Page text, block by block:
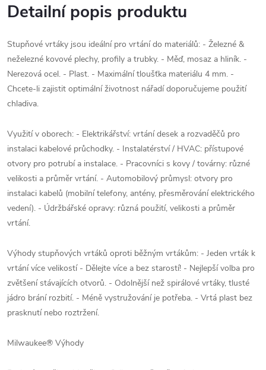
Detailní popis produktu
Stupňové vrtáky jsou ideální pro vrtání do materiálů: - Železné &
neželezné kovové plechy, profily a trubky. - Měď, mosaz a hliník. -
Nerezová ocel. - Plast. - Maximální tloušťka materiálu 4 mm. -
Chcete-li zajistit optimální životnost nářadí doporučujeme použití
chladiva.
Využití v oborech: - Elektrikářství: vrtání desek a rozvaděčů pro
instalaci kabelové průchodky. - Instalatérství / HVAC: přístupové
otvory pro potrubí a instalace. - Pracovníci s kovy / továrny: různé
velikosti a průměr vrtání. - Automobilový průmysl: otvory pro
instalaci kabelů (mobilní telefony, antény, přesměrování elektrického
vedení). - Údržbářské opravy: různá použití, velikosti a průměr
vrtání.
Výhody stupňových vrtáků oproti běžným vrtákům: - Jeden vrták k
vrtání více velikostí - Dělejte více a bez starostí! - Nejlepší volba pro
zvětšení stávajících otvorů. - Odolnější než spirálové vrtáky, tlusté
jádro brání rozbití. - Méně vystružování je potřeba. - Vrtá plast bez
prasknutí nebo roztržení.
Milwaukee® Výhody